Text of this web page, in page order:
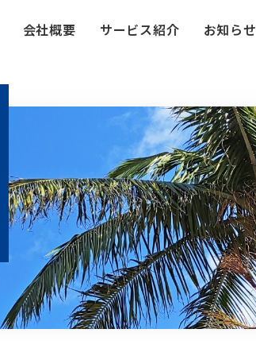
会社概要 サービス紹介 お知らせ